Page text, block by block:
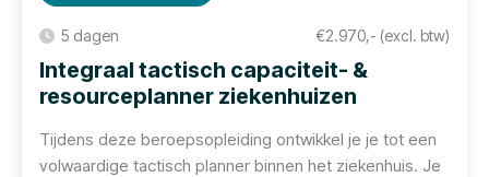
5 dagen €2.970,- (excl. btw)
Integraal tactisch capaciteit- &
resourceplanner ziekenhuizen
Tijdens deze beroepsopleiding ontwikkel je je tot een
volwaardige tactisch planner binnen het ziekenhuis. Je